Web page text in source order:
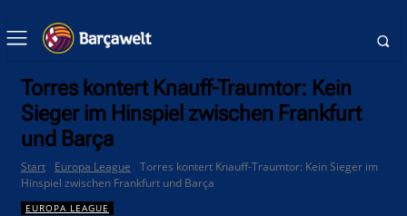
Torres kontert Knauff-Traumtor: Kein
Sieger im Hinspiel zwischen Frankfurt
und Barça
Start Europa League
Torres kontert Knauff-Traumtor: Kein Sieger im
Hinspiel zwischen Frankfurt und Barça
EUROPA LEAGUE